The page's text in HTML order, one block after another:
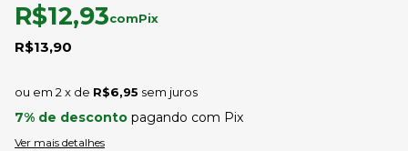
R$13,90
R$12,93comPix
2 x de R$6,95 sem juros
7% de desconto pagando com Pix
Ver mais detalhes